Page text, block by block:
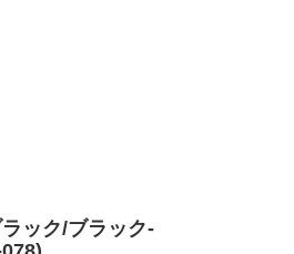
ック/ブラック-